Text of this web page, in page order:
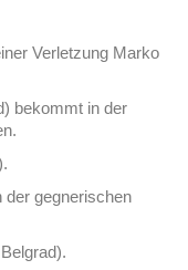
Verletzung Marko
bekommt in der
gegnerischen